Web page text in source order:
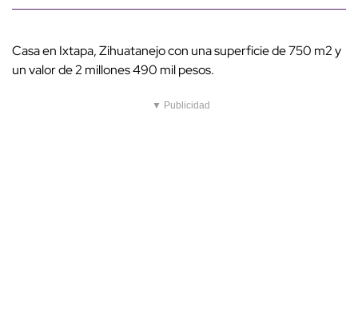
Casa en Ixtapa, Zihuatanejo con una superficie de 750 m2 y
un valor de 2 millones 490 mil pesos.
▼ Publicidad